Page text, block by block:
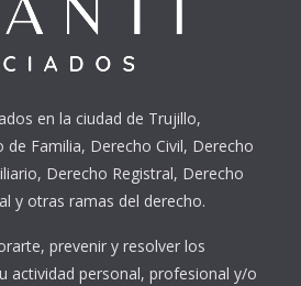
en la ciudad de Trujillo,
de Familia, Derecho Civil, Derecho
Derecho Registral, Derecho
y otras ramas del derecho.
prevenir y resolver los
actividad personal, profesional y/o